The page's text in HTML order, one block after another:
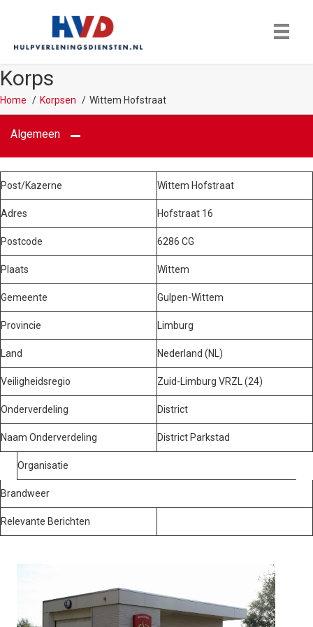
Korps
Home Korpsen Wittem Hofstraat
Algemeen
Post/Kazerne Wittem Hofstraat
Adres Hofstraat 16
Postcode 6286 CG
Plaats Wittem
Gemeente Gulpen-Wittem
Provincie Limburg
Land Nederland (NL)
Veiligheidsregio Zuid-Limburg VRZL (24)
Onderverdeling District
Naam Onderverdeling District Parkstad
Organisatie
Brandweer
Relevante Berichten